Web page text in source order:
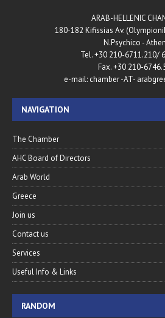
ARAB-HELLENIC
180-182 Kifissias Av.
N.Psychico -
Tel. +30 210-6711.210/
Fax. +30 210-
e-mail: chamber -AT-
NAVIGATION
The Chamber
AHC Board of Directors
Arab World
Greece
Join us
Contact us
Services
Useful Info & Links
RANDOM